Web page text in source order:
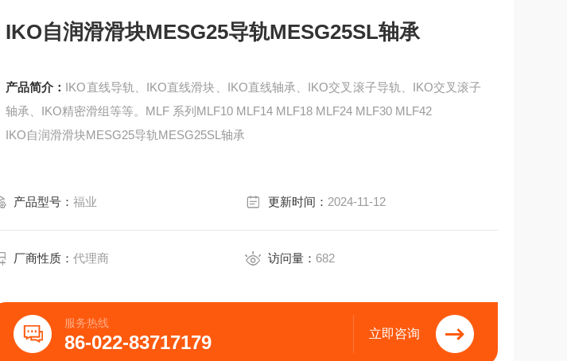
IKO自润滑滑块MESG25导轨MESG25SL轴承
产品简介： IKO直线导轨、IKO直线滑块、IKO直线轴承、IKO交叉滚子导轨、IKO交叉滚子
轴承、IKO精密滑组等等。MLF 系列MLF10 MLF14 MLF18 MLF24 MLF30 MLF42
IKO自润滑滑块MESG25导轨MESG25SL轴承
产品型号：福业 更新时间： 2024-11-12
厂商性质：代理商 访问量： 682
服务热线
86-022-83717179 立即咨询